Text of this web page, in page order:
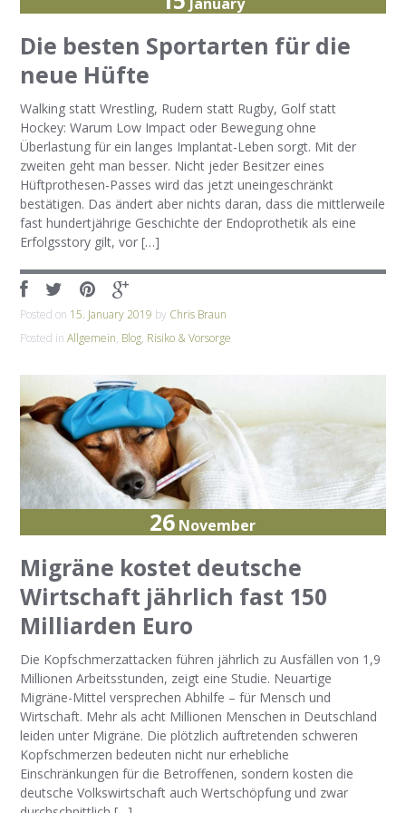
Die besten Sportarten für die
neue Hüfte
Walking statt Wrestling, Rudern statt Rugby, Golf statt
Hockey: Warum Low Impact oder Bewegung ohne
Überlastung für ein langes Implantat-Leben sorgt. Mit der
zweiten geht man besser. Nicht jeder Besitzer eines
Hüftprothesen-Passes wird das jetzt uneingeschränkt
bestätigen. Das ändert aber nichts daran, dass die mittlerweile
fast hundertjährige Geschichte der Endoprothetik als eine
Erfolgsstory gilt, vor […]
Posted on 15. January 2019 by Chris Braun
Posted inAllgemein, Blog, Risiko & Vorsorge
26 November
Migräne kostet deutsche
Wirtschaft jährlich fast 150
Milliarden Euro
Die Kopfschmerzattacken führen jährlich zu Ausfällen von 1,9
Millionen Arbeitsstunden, zeigt eine Studie. Neuartige
Migräne-Mittel versprechen Abhilfe – für Mensch und
Wirtschaft. Mehr als acht Millionen Menschen in Deutschland
leiden unter Migräne. Die plötzlich auftretenden schweren
Kopfschmerzen bedeuten nicht nur erhebliche
Einschränkungen für die Betroffenen, sondern kosten die
deutsche Volkswirtschaft auch Wertschöpfung und zwar